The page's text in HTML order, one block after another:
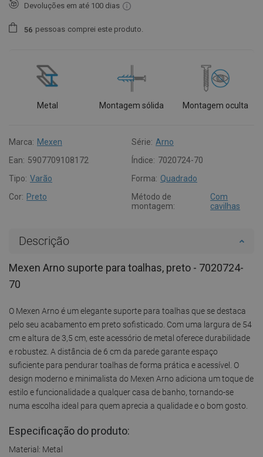
Devoluções em até 100 dias
56 pessoas comprei este produto.
Metal Montagem sólida Montagem oculta
Marca: Mexen Série: Arno
Ean: 5907709108172 Índice: 7020724-70
Tipo: Varão Forma: Quadrado
Cor: Preto
Método de
montagem:
Com
cavilhas
Descrição
Mexen Arno suporte para toalhas, preto - 7020724-
70
O Mexen Arno é um elegante suporte para toalhas que se destaca
pelo seu acabamento em preto sofisticado. Com uma largura de 54
cm e altura de 3,5 cm, este acessório de metal oferece durabilidade
e robustez. A distância de 6 cm da parede garante espaço
suficiente para pendurar toalhas de forma prática e acessível. O
design moderno e minimalista do Mexen Arno adiciona um toque de
estilo e funcionalidade a qualquer casa de banho, tornando-se
numa escolha ideal para quem aprecia a qualidade e o bom gosto.
Especificação do produto:
Material: Metal